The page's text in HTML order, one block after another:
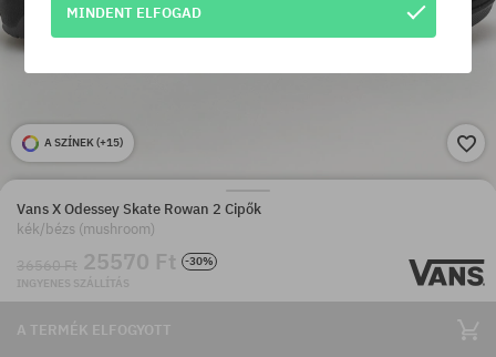
A SZÍNEK (+15)
Vans X Odessey Skate Rowan 2 Cipők
kék/bézs (mushroom)
36560 Ft 25570 Ft
-30%
INGYENES SZÁLLÍTÁS
A TERMÉK ELFOGYOTT
MINDENT ELFOGAD